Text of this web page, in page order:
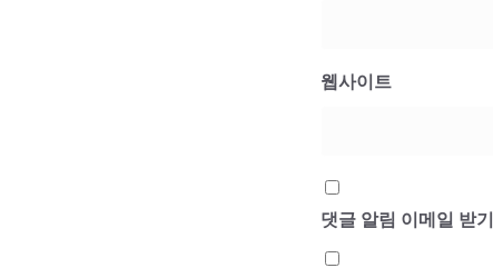
웹사이트
댓글 알림 이메일 받기